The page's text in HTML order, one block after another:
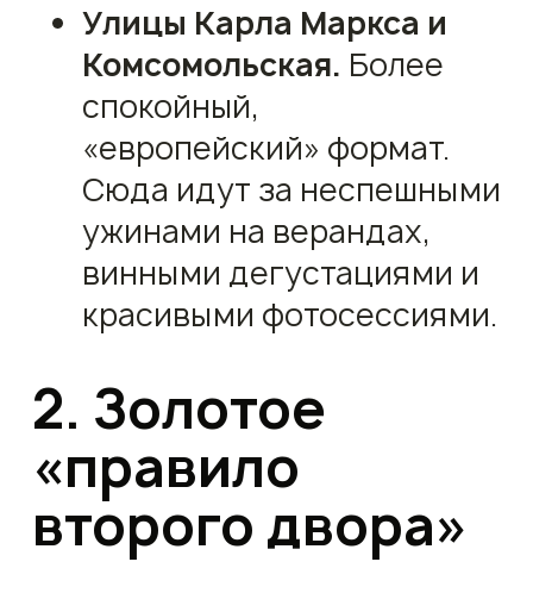
Улицы Карла Маркса и
Комсомольская. Более
спокойный,
«европейский» формат.
Сюда идут за неспешными
ужинами на верандах,
винными дегустациями и
красивыми фотосессиями.
2. Золотое
«правило
второго двора»